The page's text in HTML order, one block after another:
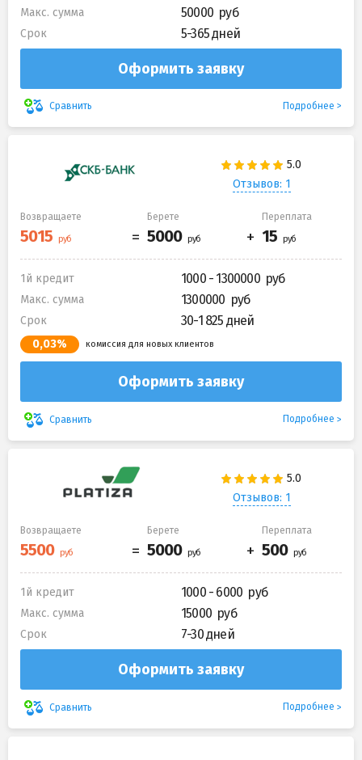
Макс. сумма 50000
Срок 5-365 дней
Оформить заявку
Сравнить Подробнее
Отзывов: 1
Возвращаете Берете Переплата
1й кредит 1000 - 1300000
Макс. сумма 1300000
Срок 30-1 825 дней
0,03% комиссия для новых клиентов
Оформить заявку
Сравнить Подробнее
Отзывов: 1
Возвращаете Берете Переплата
1й кредит 1000 - 6000
Макс. сумма 15000
Срок 7-30 дней
Оформить заявку
Сравнить Подробнее